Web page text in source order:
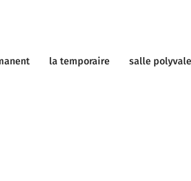
la temporaire salle